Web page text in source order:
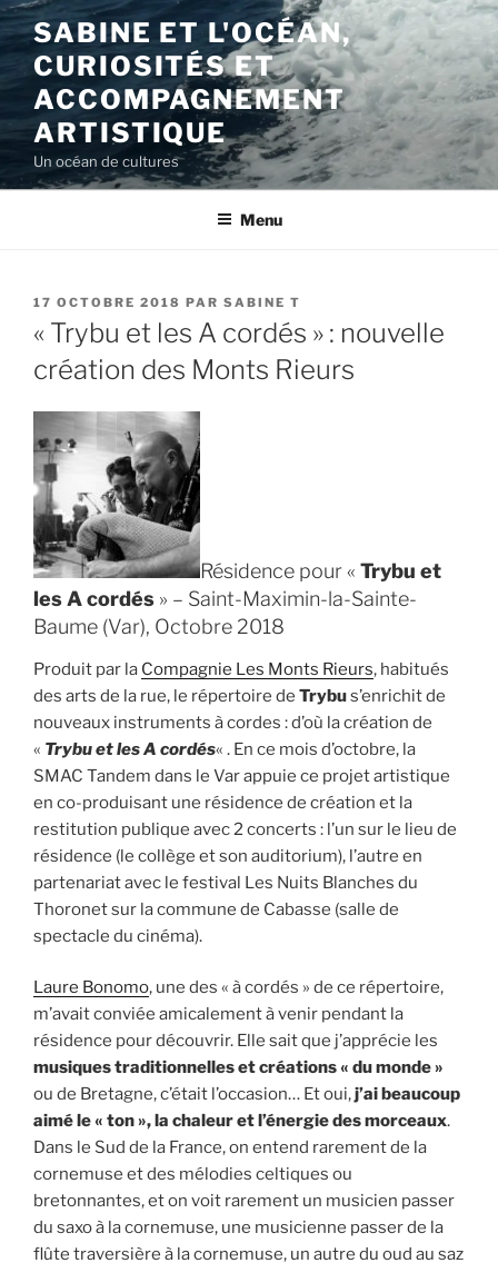
Aller
au
contenu
principal
SABINE ET L'OCÉAN,
CURIOSITÉS ET
ACCOMPAGNEMENT
ARTISTIQUE
Un océan de cultures
Menu
PUBLIÉ
LE
17 OCTOBRE 2018 PAR SABINE T
« Trybu et les A cordés » : nouvelle
création des Monts Rieurs
Résidence pour « Trybu et
les A cordés » – Saint-Maximin-la-Sainte-
Baume (Var), Octobre 2018
Produit par la Compagnie Les Monts Rieurs, habitués
des arts de la rue, le répertoire de Trybus’enrichit de
nouveaux instruments à cordes : d’où la création de
« Trybu et les A cordés« . En ce mois d’octobre, la
SMAC Tandem dans le Var appuie ce projet artistique
en co-produisant une résidence de création et la
restitution publique avec 2 concerts : l’un sur le lieu de
résidence (le collège et son auditorium), l’autre en
partenariat avec le festival Les Nuits Blanches du
Thoronet sur la commune de Cabasse (salle de
spectacle du cinéma).
Laure Bonomo, une des « à cordés » de ce répertoire,
m’avait conviée amicalement à venir pendant la
résidence pour découvrir. Elle sait que j’apprécie les
musiques traditionnelles et créations « du monde »
ou de Bretagne, c’était l’occasion… Et oui,j’ai beaucoup
aimé le « ton », la chaleur et l’énergie des morceaux.
Dans le Sud de la France, on entend rarement de la
cornemuse et des mélodies celtiques ou
bretonnantes, et on voit rarement un musicien passer
du saxo à la cornemuse, une musicienne passer de la
flûte traversière à la cornemuse, un autre du oud au saz